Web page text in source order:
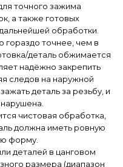
точного зажима
а также готовых
обработки.
гораздо точнее, чем в
деталь обжимается
надёжно закрепить
следов на наружной
деталь за резьбу, и
чистовая обработка,
должна иметь ровную
форму.
деталей в цанговом
размера (диапазон